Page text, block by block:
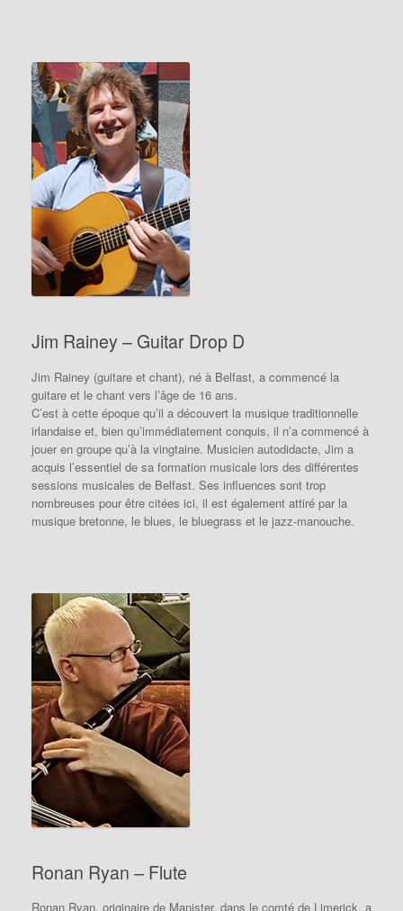
Jim Rainey – Guitar Drop D
Jim Rainey (guitare et chant), né à Belfast, a commencé la
guitare et le chant vers l’âge de 16 ans.
C’est à cette époque qu’il a découvert la musique traditionnelle
irlandaise et, bien qu’immédiatement conquis, il n’a commencé à
jouer en groupe qu’à la vingtaine. Musicien autodidacte, Jim a
acquis l’essentiel de sa formation musicale lors des différentes
sessions musicales de Belfast. Ses influences sont trop
nombreuses pour être citées ici, il est également attiré par la
musique bretonne, le blues, le bluegrass et le jazz-manouche.
Ronan Ryan – Flute
Ronan Ryan, originaire de Manister, dans le comté de Limerick, a